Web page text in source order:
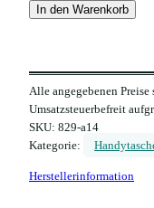
In den Warenkorb
Alle angegebenen
Umsatzsteuerbefreit
SKU: 829-a14
Kategorie:
Herstellerinformation